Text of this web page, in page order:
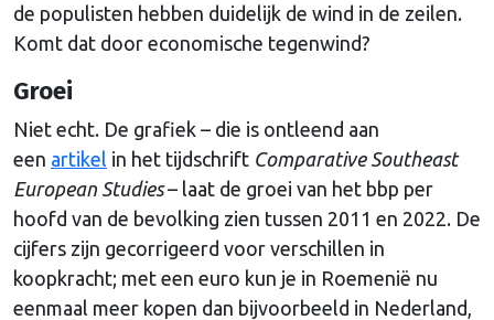
de populisten hebben duidelijk de wind in de zeilen.
Komt dat door economische tegenwind?
Groei
Niet echt. De grafiek – die is ontleend aan
een artikel in het tijdschrift Comparative Southeast
European Studies– laat de groei van het bbp per
hoofd van de bevolking zien tussen 2011 en 2022. De
cijfers zijn gecorrigeerd voor verschillen in
koopkracht; met een euro kun je in Roemenië nu
eenmaal meer kopen dan bijvoorbeeld in Nederland,